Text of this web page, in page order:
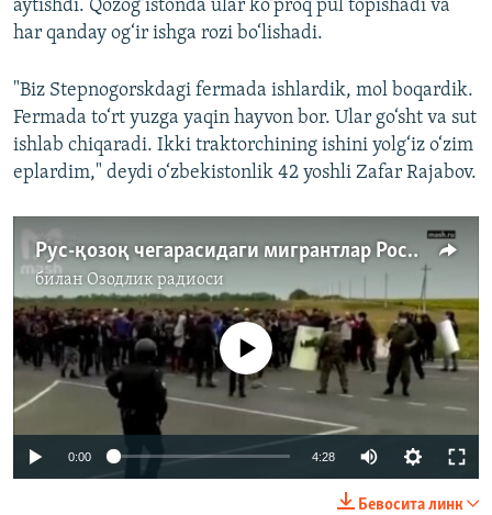
aytishdi. Qozog‘istonda ular ko‘proq pul topishadi va
har qanday og‘ir ishga rozi bo‘lishadi.
"Biz Stepnogorskdagi fermada ishlardik, mol boqardik.
Fermada to‘rt yuzga yaqin hayvon bor. Ular go‘sht va sut
ishlab chiqaradi. Ikki traktorchining ishini yolg‘iz o‘zim
eplardim," deydi o‘zbekistonlik 42 yoshli Zafar Rajabov.
Рус-қозоқ чегарасидаги мигрантлар Росгвардия билан тўқнашди
билан Озодлик радиоси
Айни дамда медиа-манба мавжуд эмас
0:00 4:28
Бевосита линк